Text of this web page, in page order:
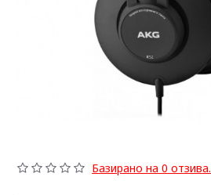
Базирано на 0 отзива.